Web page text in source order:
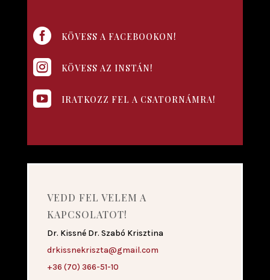
 KÖVESS A FACEBOOKON!
 KÖVESS AZ INSTÁN!
 IRATKOZZ FEL A CSATORNÁMRA!
VEDD FEL VELEM A
KAPCSOLATOT!
Dr. Kissné Dr. Szabó Krisztina
drkissnekriszta@gmail.com
+36 (70) 366-51-10